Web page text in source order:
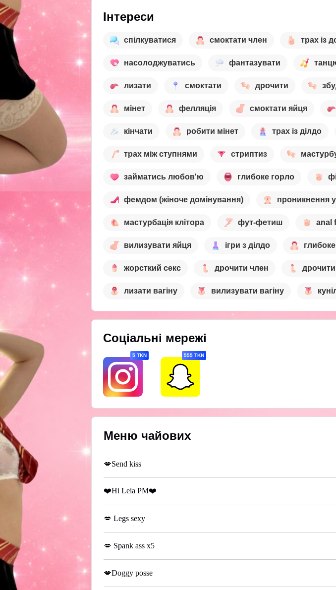
Інтереси
спілкуватися смоктати член трах із
насолоджуватись фантазувати
лизати смоктати дрочити
мінет фелляція смоктати яйця
кінчати робити мінет трах із ділдо
трах між ступнями стриптиз
займатись любов'ю глибоке горло
фемдом (жіноче домінування) проникнення у
мастурбація клітора фут-фетиш anal
вилизувати яйця ігри з ділдо
жорсткий секс дрочити член дрочити
лизати вагіну вилизувати вагіну
Соціальні мережі
5 TKN 555 TKN
Меню чайових
💋Send kiss
❤️Hi Leia PM❤️
💋 Legs sexy
💋 Spank ass x5
💋Doggy posse